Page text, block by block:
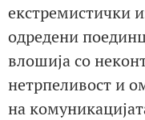
екстремистички
одредени
влошија со
нетрпеливост и
на